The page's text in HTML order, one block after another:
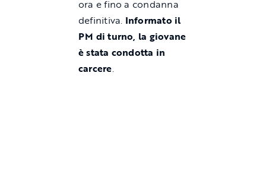
ora e fino a condanna
definitiva. Informato il
PM di turno, la giovane
è stata condotta in
carcere.